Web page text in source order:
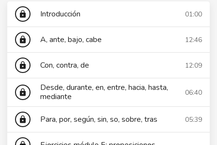
lock Introducción 01:00
lock A, ante, bajo, cabe 12:46
lock Con, contra, de 12:09
lock
Desde, durante, en, entre, hacia, hasta,
mediante
06:40
lock Para, por, según, sin, so, sobre, tras 05:39